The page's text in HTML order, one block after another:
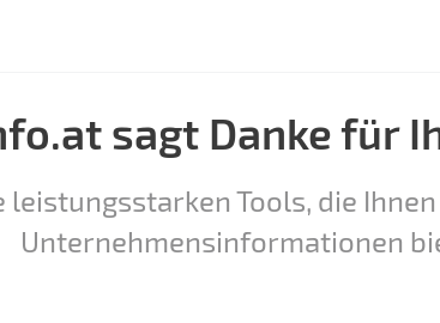
sagt Danke für
Tools, die
Unternehmensinformationen